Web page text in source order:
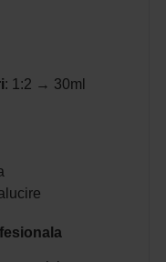
: 1:2 → 30ml